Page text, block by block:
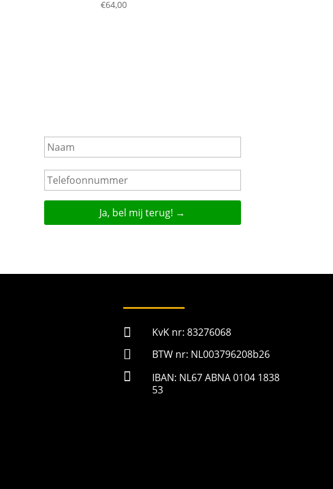
€64,00
N
a
a
m
T
e
l
e
 KvK nr: 83276068
 BTW nr: NL003796208b26

IBAN: NL67 ABNA 0104 1838
53